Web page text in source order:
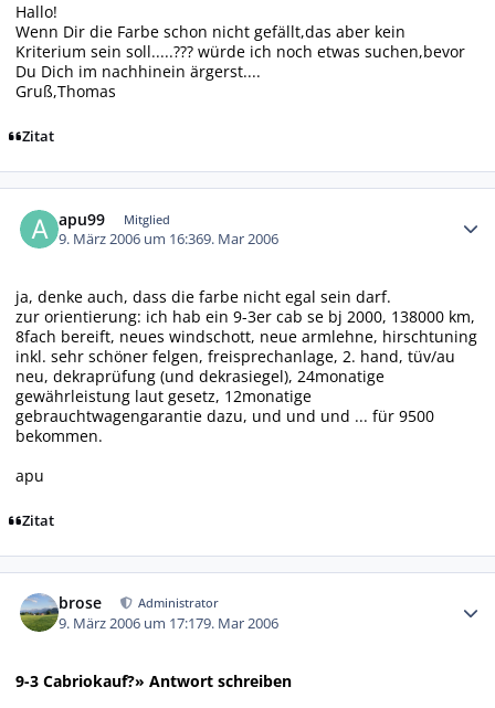
Hallo!
Wenn Dir die Farbe schon nicht gefällt,das aber kein
Kriterium sein soll.....??? würde ich noch etwas suchen,bevor
Du Dich im nachhinein ärgerst....
Gruß,Thomas
Zitat
apu99 Mitglied
9. März 2006 um 16:369. Mar 2006
ja, denke auch, dass die farbe nicht egal sein darf.
zur orientierung: ich hab ein 9-3er cab se bj 2000, 138000 km,
8fach bereift, neues windschott, neue armlehne, hirschtuning
inkl. sehr schöner felgen, freisprechanlage, 2. hand, tüv/au
neu, dekraprüfung (und dekrasiegel), 24monatige
gewährleistung laut gesetz, 12monatige
gebrauchtwagengarantie dazu, und und und ... für 9500
bekommen.
apu
Zitat
brose Administrator
9. März 2006 um 17:179. Mar 2006
9-3 Cabriokauf?» Antwort schreiben